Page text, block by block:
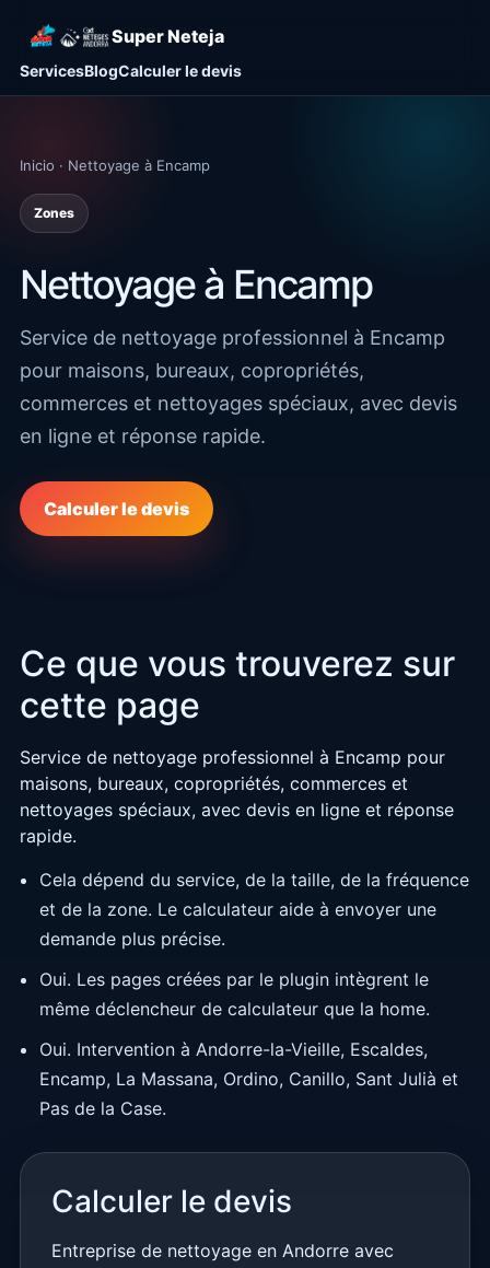
Super Neteja
ServicesBlogCalculer le devis
Inicio · Nettoyage à Encamp
Zones
Nettoyage à Encamp
Service de nettoyage professionnel à Encamp
pour maisons, bureaux, copropriétés,
commerces et nettoyages spéciaux, avec devis
en ligne et réponse rapide.
Calculer le devis
Ce que vous trouverez sur
cette page
Service de nettoyage professionnel à Encamp pour
maisons, bureaux, copropriétés, commerces et
nettoyages spéciaux, avec devis en ligne et réponse
rapide.
Cela dépend du service, de la taille, de la fréquence
et de la zone. Le calculateur aide à envoyer une
demande plus précise.
Oui. Les pages créées par le plugin intègrent le
même déclencheur de calculateur que la home.
Oui. Intervention à Andorre-la-Vieille, Escaldes,
Encamp, La Massana, Ordino, Canillo, Sant Julià et
Pas de la Case.
Calculer le devis
Entreprise de nettoyage en Andorre avec